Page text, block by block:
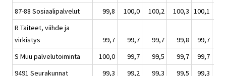
87-88 Sosiaalipalvelut
99,8 100,0 100,2 100,3 100,1
R Taiteet, viihde ja
virkistys
99,7 99,7 99,7 99,8 99,7
S Muu palvelutoiminta
100,0 99,7 99,5 99,7 99,7
9491 Seurakunnat
99,3 99,2 99,3 99,5 99,3